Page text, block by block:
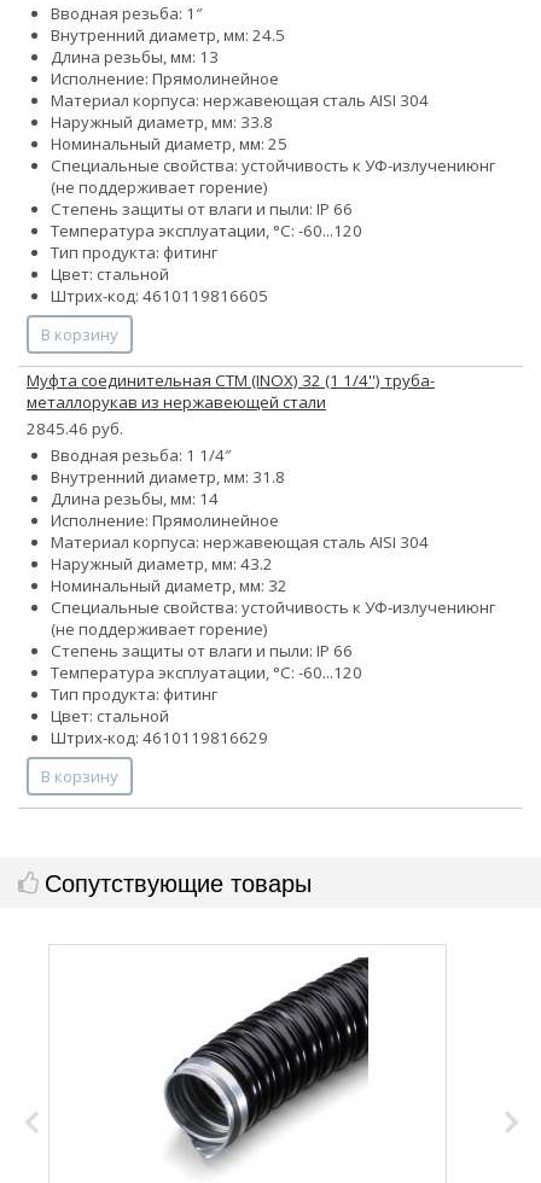
Вводная резьба: 1″
Внутренний диаметр, мм: 24.5
Длина резьбы, мм: 13
Исполнение: Прямолинейное
Материал корпуса: нержавеющая сталь AISI 304
Наружный диаметр, мм: 33.8
Номинальный диаметр, мм: 25
Специальные свойства: устойчивость к УФ-излучениюнг
(не поддерживает горение)
Степень защиты от влаги и пыли: IP 66
Температура эксплуатации, °С: -60...120
Тип продукта: фитинг
Цвет: стальной
Штрих-код: 4610119816605
В корзину
Муфта соединительная СТМ (INOX) 32 (1 1/4'') труба-
металлорукав из нержавеющей стали
2845.46 руб.
Вводная резьба: 1 1/4″
Внутренний диаметр, мм: 31.8
Длина резьбы, мм: 14
Исполнение: Прямолинейное
Материал корпуса: нержавеющая сталь AISI 304
Наружный диаметр, мм: 43.2
Номинальный диаметр, мм: 32
Специальные свойства: устойчивость к УФ-излучениюнг
(не поддерживает горение)
Степень защиты от влаги и пыли: IP 66
Температура эксплуатации, °С: -60...120
Тип продукта: фитинг
Цвет: стальной
Штрих-код: 4610119816629
В корзину
Сопутствующие товары